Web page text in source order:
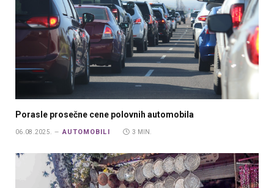
Porasle prosečne cene polovnih automobila
06.08.2025. AUTOMOBILI 3 MIN.